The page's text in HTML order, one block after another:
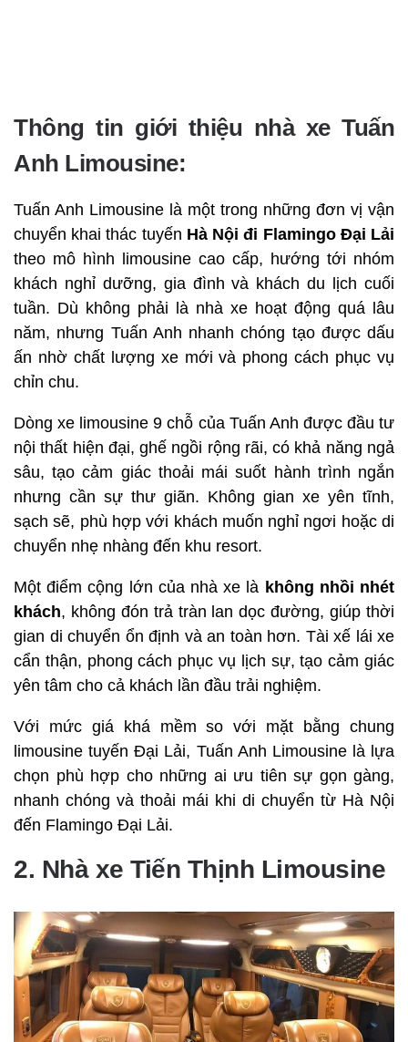
Thông tin giới thiệu nhà xe Tuấn
Anh Limousine:
Tuấn Anh Limousine là một trong những đơn vị vận
chuyển khai thác tuyến Hà Nội đi Flamingo Đại Lải
theo mô hình limousine cao cấp, hướng tới nhóm
khách nghỉ dưỡng, gia đình và khách du lịch cuối
tuần. Dù không phải là nhà xe hoạt động quá lâu
năm, nhưng Tuấn Anh nhanh chóng tạo được dấu
ấn nhờ chất lượng xe mới và phong cách phục vụ
chỉn chu.
Dòng xe limousine 9 chỗ của Tuấn Anh được đầu tư
nội thất hiện đại, ghế ngồi rộng rãi, có khả năng ngả
sâu, tạo cảm giác thoải mái suốt hành trình ngắn
nhưng cần sự thư giãn. Không gian xe yên tĩnh,
sạch sẽ, phù hợp với khách muốn nghỉ ngơi hoặc di
chuyển nhẹ nhàng đến khu resort.
Một điểm cộng lớn của nhà xe là không nhồi nhét
khách, không đón trả tràn lan dọc đường, giúp thời
gian di chuyển ổn định và an toàn hơn. Tài xế lái xe
cẩn thận, phong cách phục vụ lịch sự, tạo cảm giác
yên tâm cho cả khách lần đầu trải nghiệm.
Với mức giá khá mềm so với mặt bằng chung
limousine tuyến Đại Lải, Tuấn Anh Limousine là lựa
chọn phù hợp cho những ai ưu tiên sự gọn gàng,
nhanh chóng và thoải mái khi di chuyển từ Hà Nội
đến Flamingo Đại Lải.
2. Nhà xe Tiến Thịnh Limousine